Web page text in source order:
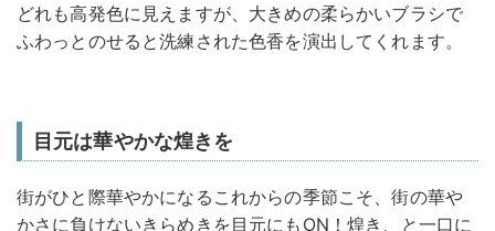
どれも高発色に見えますが、大きめの柔らかいブラシで
ふわっとのせると洗練された色香を演出してくれます。
目元は華やかな煌きを
街がひと際華やかになるこれからの季節こそ、街の華や
かさに負けないきらめきを目元にもON！煌き、と一口に